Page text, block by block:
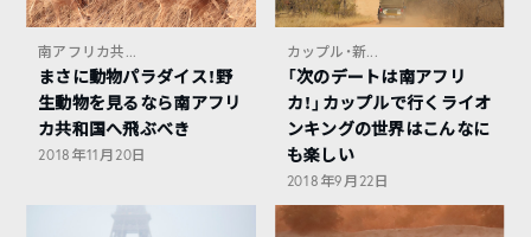
南アフリカ共...
まさに動物パラダイス！野
生動物を見るなら南アフリ
カ共和国へ飛ぶべき
2018年11月20日
カップル・新...
「次のデートは南アフリ
カ！」カップルで行くライオ
ンキングの世界はこんなに
も楽しい
2018年9月22日